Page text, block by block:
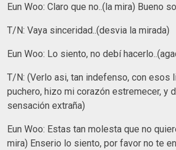
Eun Woo: Claro que no..(la mira) Bueno
T/N: Vaya sinceridad..(desvia la mirada)
Eun Woo: Lo siento, no debí
T/N: (Verlo asi, tan indefenso, con esos
puchero, hizo mi corazón estremecer, y
sensación extraña)
Eun Woo: Estas tan molesta que no
mira) Enserio lo siento, por favor no te